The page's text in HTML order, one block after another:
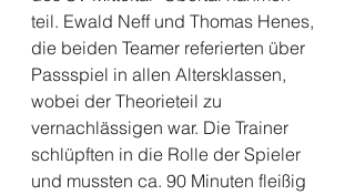
teil. Ewald Neff und Thomas Henes,
die beiden Teamer referierten über
Passspiel in allen Altersklassen,
wobei der Theorieteil zu
vernachlässigen war. Die Trainer
schlüpften in die Rolle der Spieler
und mussten ca. 90 Minuten fleißig